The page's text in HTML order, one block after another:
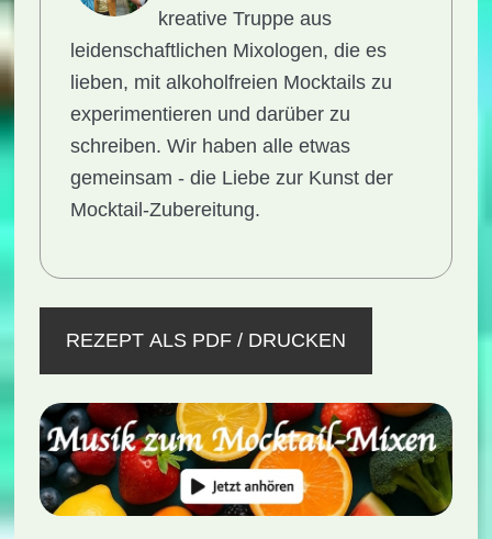
kreative Truppe aus
leidenschaftlichen Mixologen, die es
lieben, mit alkoholfreien Mocktails zu
experimentieren und darüber zu
schreiben. Wir haben alle etwas
gemeinsam - die Liebe zur Kunst der
Mocktail-Zubereitung.
REZEPT ALS PDF / DRUCKEN